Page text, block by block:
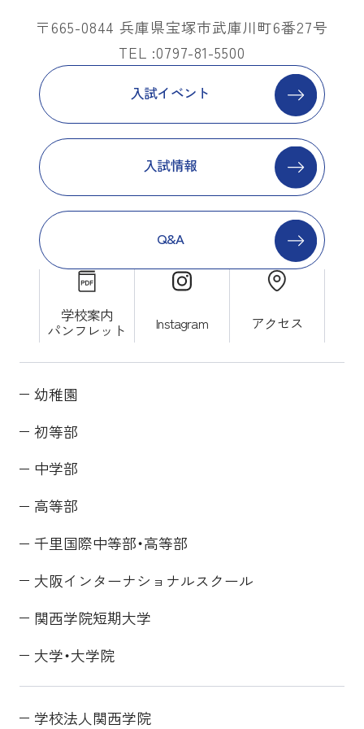
〒665-0844 兵庫県宝塚市武庫川町6番27号
TEL :0797-81-5500
入試イベント
入試情報
Q&A
学校案内
パンフレット Instagram アクセス
幼稚園
初等部
中学部
高等部
千里国際中等部・高等部
大阪インターナショナルスクール
関西学院短期大学
大学・大学院
学校法人関西学院